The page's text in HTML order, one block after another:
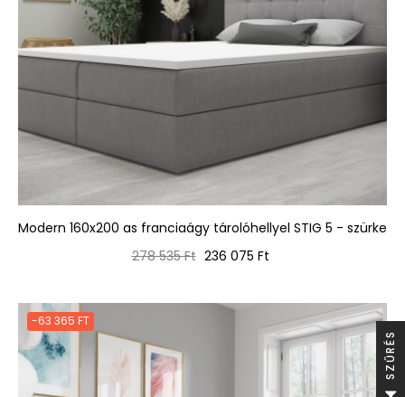
Modern 160x200 as franciaágy tárolóhellyel STIG 5 - szürke
Normál
278 535 Ft Ár
236 075 Ft
-63 365 FT
S